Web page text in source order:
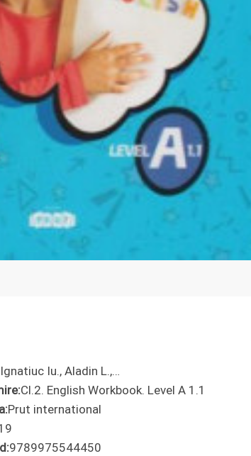
Ignatiuc Iu., Aladin L.,…
Cl.2. English Workbook. Level A 1.1
Prut international
9789975544450